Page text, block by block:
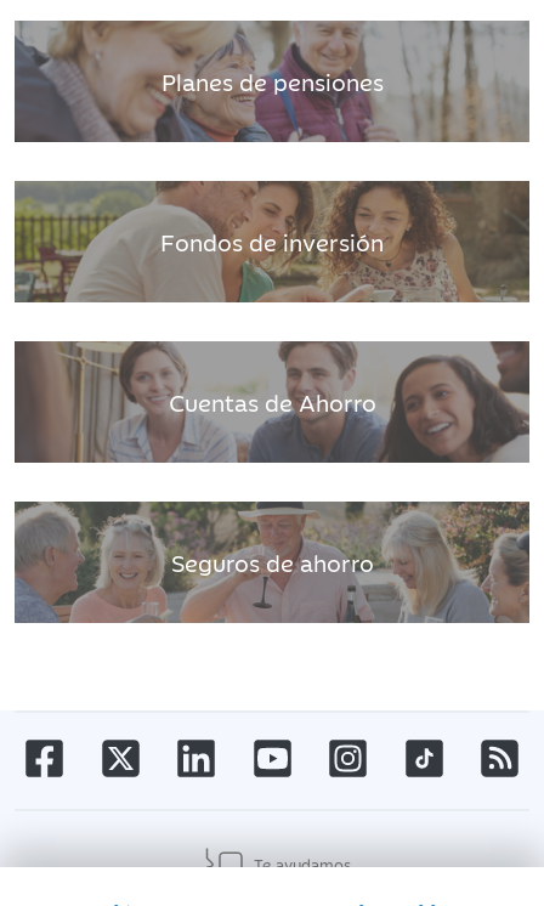
Planes de pensiones
Fondos de inversión
Cuentas de Ahorro
Seguros de ahorro
Te ayudamos